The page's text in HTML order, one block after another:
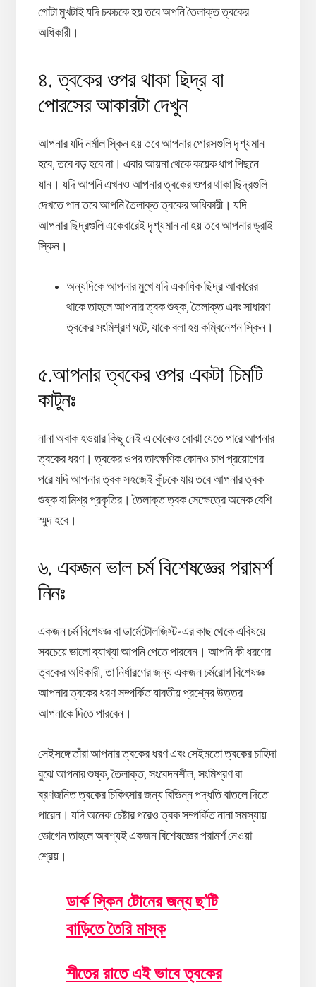
গোটা মুখটাই যদি চকচকে হয় তবে অপনি তৈলাক্ত ত্বকের
অধিকারী।
৪. ত্বকের ওপর থাকা ছিদ্র বা
পোরসের আকারটা দেখুন
আপনার যদি নর্মাল স্কিন হয় তবে আপনার পোরসগুলি দৃশ্যমান
হবে, তবে বড় হবে না। এবার আয়না থেকে কয়েক ধাপ পিছনে
যান। যদি আপনি এখনও আপনার ত্বকের ওপর থাকা ছিদ্রগুলি
দেখতে পান তবে আপনি তৈলাক্ত ত্বকের অধিকারী। যদি
আপনার ছিদ্রগুলি একেবারেই দৃশ্যমান না হয় তবে আপনার ড্রাই
স্কিন।
অন্যদিকে আপনার মুখে যদি একাধিক ছিদ্র আকারের
থাকে তাহলে আপনার ত্বক শুষ্ক, তৈলাক্ত এবং সাধারণ
ত্বকের সংমিশ্রণ ঘটে, যাকে বলা হয় কম্বিনেশন স্কিন।
৫.আপনার ত্বকের ওপর একটা চিমটি
কাটুনঃ
নানা অবাক হওয়ার কিছু নেই এ থেকেও বোঝা যেতে পারে আপনার
ত্বকের ধরণ। ত্বকের ওপর তাৎক্ষণিক কোনও চাপ প্রয়োগের
পরে যদি আপনার ত্বক সহজেই কুঁচকে যায় তবে আপনার ত্বক
শুষ্ক বা মিশ্র প্রকৃতির। তৈলাক্ত ত্বক সেক্ষেত্রে অনেক বেশি
স্মুদ হবে।
৬. একজন ভাল চর্ম বিশেষজ্ঞের পরামর্শ
নিনঃ
একজন চর্ম বিশেষজ্ঞ বা ডার্মেটোলজিস্ট-এর কাছ থেকে এবিষয়ে
সবচেয়ে ভালো ব্যাখ্যা আপনি পেতে পারবেন। আপনি কী ধরণের
ত্বকের অধিকারী, তা নির্ধারণের জন্য একজন চর্মরোগ বিশেষজ্ঞ
আপনার ত্বকের ধরণ সম্পর্কিত যাবতীয় প্রশ্নের উত্তর
আপনাকে দিতে পারবেন।
সেইসঙ্গে তাঁরা আপনার ত্বকের ধরণ এবং সেইমতো ত্বকের চাহিদা
বুঝে আপনার শুষ্ক, তৈলাক্ত, সংবেদনশীল, সংমিশ্রণ বা
ব্রণজনিত ত্বকের চিকিৎসার জন্য বিভিন্ন পদ্ধতি বাতলে দিতে
পারেন। যদি অনেক চেষ্টার পরেও ত্বক সম্পর্কিত নানা সমস্যায়
ভোগেন তাহলে অবশ্যই একজন বিশেষজ্ঞের পরামর্শ নেওয়া
শ্রেয়।
ডার্ক স্কিন টোনের জন্য ছ’টি
বাড়িতে তৈরি মাস্ক
শীতের রাতে এই ভাবে ত্বকের